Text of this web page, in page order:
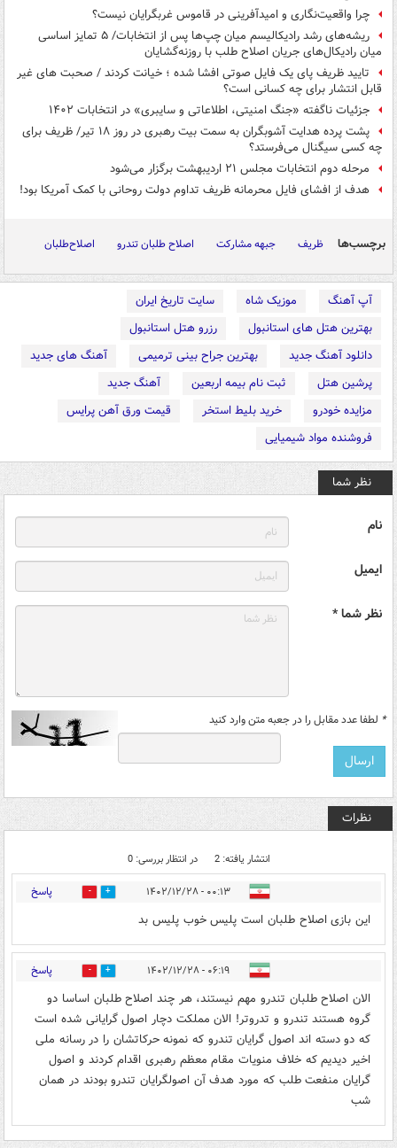
چرا واقعیت‌نگاری و امیدآفرینی در قاموس غربگرایان نیست؟
ریشه‌های رشد رادیکالیسم میان چپ‌ها پس از انتخابات/ ۵ تمایز اساسی
میان رادیکال‌های جریان اصلاح طلب با روزنه‌گشایان
تایید ظریف پای یک فایل صوتی افشا شده ؛ خیانت کردند / صحبت های غیر
قابل انتشار برای چه کسانی است؟
جزئیات ناگفته «جنگ امنیتی، اطلاعاتی و سایبری» در انتخابات ۱۴۰۲
پشت پرده هدایت آشوبگران به سمت بیت رهبری در روز ۱۸ تیر/ ظریف برای
چه کسی سیگنال می‌فرستد؟
مرحله دوم انتخابات مجلس ۲۱ اردیبهشت برگزار می‌شود
هدف از افشای فایل محرمانه ظریف تداوم دولت روحانی با کمک آمریکا بود!
برچسب‌ها ظریف جبهه مشارکت اصلاح طلبان تندرو اصلاح‌طلبان
آپ آهنگ موزیک شاه
سایت تاریخ ایران
بهترین هتل های استانبول
رزرو هتل استانبول
دانلود آهنگ جدید
بهترین جراح بینی ترمیمی
آهنگ های جدید
پرشین هتل
ثبت نام بیمه اربعین
آهنگ جدید
مزایده خودرو
خرید بلیط استخر
قیمت ورق آهن پرایس
فروشنده مواد شیمیایی
نظر شما
نام
ایمیل
نظر شما *
* لطفا عدد مقابل را در جعبه متن وارد کنید
نظرات
انتشار یافته: 2 در انتظار بررسی: 0
۰۰:۱۳ - ۱۴۰۲/۱۲/۲۸ 0 پاسخ
این بازی اصلاح طلبان است پلیس خوب پلیس بد
۰۶:۱۹ - ۱۴۰۲/۱۲/۲۸ 0 پاسخ
الان اصلاح طلبان تندرو مهم نیستند، هر چند اصلاح طلبان اساسا دو
گروه هستند تندرو و تدروتر! الان مملکت دچار اصول گرایانی شده است
که دو دسته اند اصول گرایان تندرو که نمونه حرکاتشان را در رسانه ملی
اخیر دیدیم که خلاف منویات مقام معظم رهبری اقدام کردند و اصول
گرایان منفعت طلب که مورد هدف آن اصولگرایان تندرو بودند در همان
شب